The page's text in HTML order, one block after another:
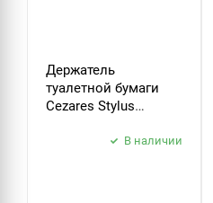
Держатель
туалетной бумаги
Cezares Stylus
В наличии